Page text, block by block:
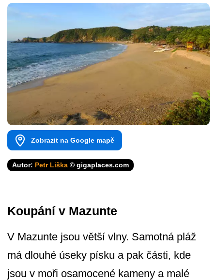
Zobrazit na Google mapě
Autor: Petr Liška © gigaplaces.com
Koupání v Mazunte
V Mazunte jsou větší vlny. Samotná pláž
má dlouhé úseky písku a pak části, kde
jsou v moři osamocené kameny a malé